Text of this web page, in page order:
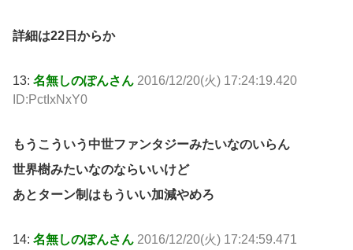
詳細は22日からか
13: 名無しのぽんさん 2016/12/20(火) 17:24:19.420
ID:PctIxNxY0
もうこういう中世ファンタジーみたいなのいらん
世界樹みたいなのならいいけど
あとターン制はもういい加減やめろ
14: 名無しのぽんさん 2016/12/20(火) 17:24:59.471